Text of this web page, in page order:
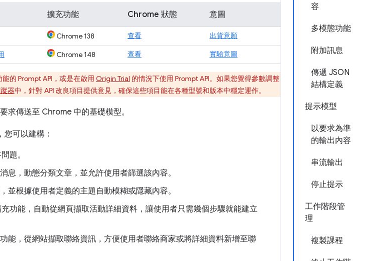
容
多模態功能
附加訊息
傳遞 JSON
結構定義
提示模型
以要求為準
的輸出內容
串流輸出
停止提示
工作階段管
理
複製課程
擴充功能 Chrome 狀態 意圖
Chrome 138 查看 出貨意願
Chrome 148 查看 實驗意圖
的 Prompt API，或是在啟用 Origin Trial 的情況下使用 Prompt API。如果您覺得參數調整
器中，針對 API 改良項目提供意見，確保這些項目能在各種型號和版本中穩定運作。
求傳送至 Chrome 中的基礎模型。
可以建構：
題。
息，動態分類文章，並允許使用者篩選該內容。
並根據使用者定義的主題自動模糊或隱藏內容。
功能，自動從網頁擷取活動詳細資料，讓使用者只需幾個步驟就能建立
能，從網站擷取聯絡資訊，方便使用者聯絡商家或將詳細資料新增至聯